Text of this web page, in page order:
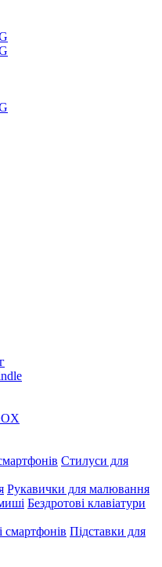
Стилуси для
Рукавички для малювання
Бездротові клавіатури
Підставки для